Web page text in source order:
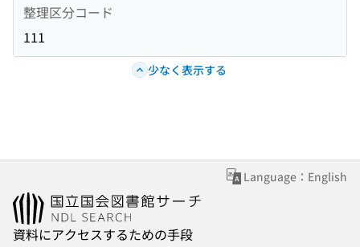
整理区分コード
111
少なく表示する
Language：English
資料にアクセスするための手段